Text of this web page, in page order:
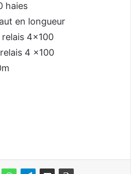
haies
en longueur
4×100
4 x100